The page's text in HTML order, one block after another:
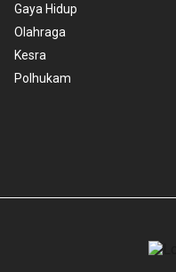
Gaya Hidup
Olahraga
Kesra
Polhukam